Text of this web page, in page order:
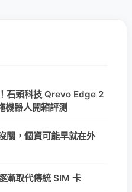
石頭科技 Qrevo Edge 2
機器人開箱評測
關，個資可能早就在外
漸取代傳統 SIM 卡